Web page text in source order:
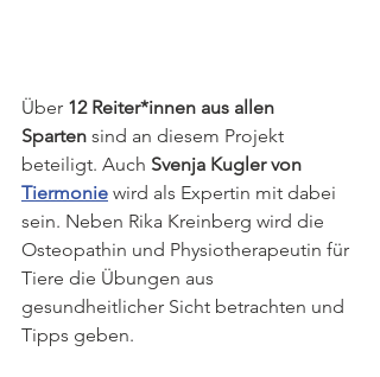
Über 12 Reiter*innen aus allen
Sparten sind an diesem Projekt
beteiligt. Auch Svenja Kugler von
Tiermonie wird als Expertin mit dabei
sein. Neben Rika Kreinberg wird die
Osteopathin und Physiotherapeutin für
Tiere die Übungen aus
gesundheitlicher Sicht betrachten und
Tipps geben.